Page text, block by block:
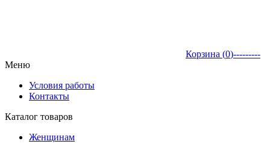
Корзина (0)---------
Меню
Условия работы
Контакты
Каталог товаров
Женщинам